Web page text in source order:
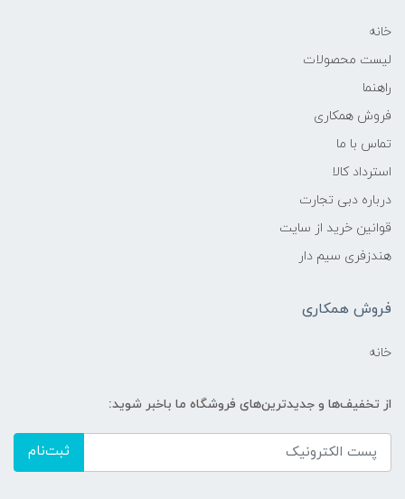
خانه
لیست محصولات
راهنما
فروش همکاری
تماس با ما
استرداد کالا
درباره دبی تجارت
قوانین خرید از سایت
هندزفری سیم دار
فروش همکاری
خانه
از تخفیف‌ها و جدیدترین‌های فروشگاه ما باخبر شوید:
ثبت‌نام